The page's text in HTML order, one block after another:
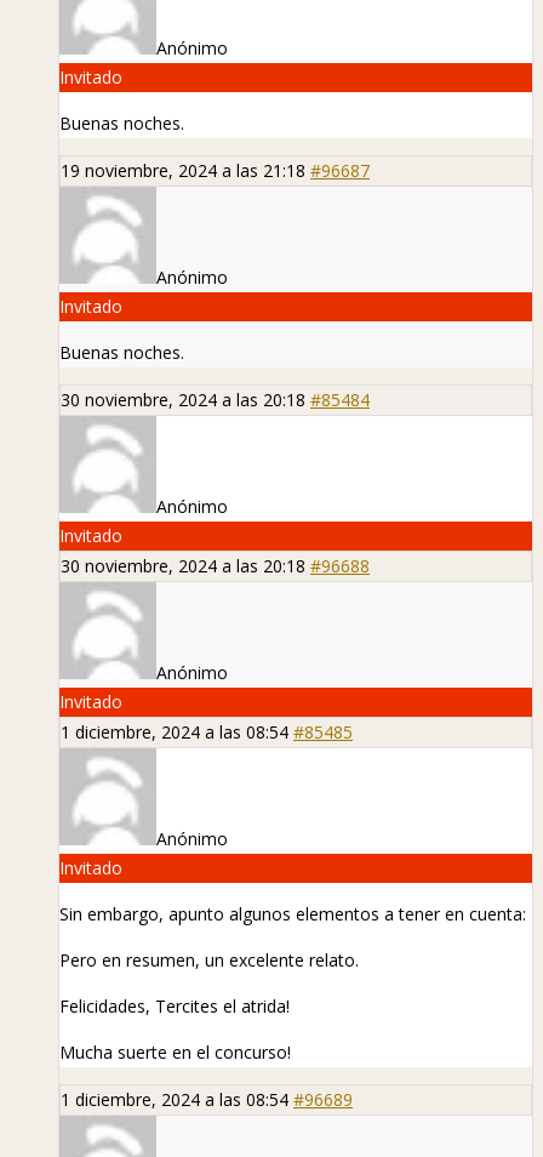
Anónimo
Invitado
Buenas noches.
19 noviembre, 2024 a las 21:18 #96687
Anónimo
Invitado
Buenas noches.
30 noviembre, 2024 a las 20:18 #85484
Anónimo
Invitado
30 noviembre, 2024 a las 20:18 #96688
Anónimo
Invitado
1 diciembre, 2024 a las 08:54 #85485
Anónimo
Invitado
Sin embargo, apunto algunos elementos a tener en cuenta:
Pero en resumen, un excelente relato.
Felicidades, Tercites el atrida!
Mucha suerte en el concurso!
1 diciembre, 2024 a las 08:54 #96689